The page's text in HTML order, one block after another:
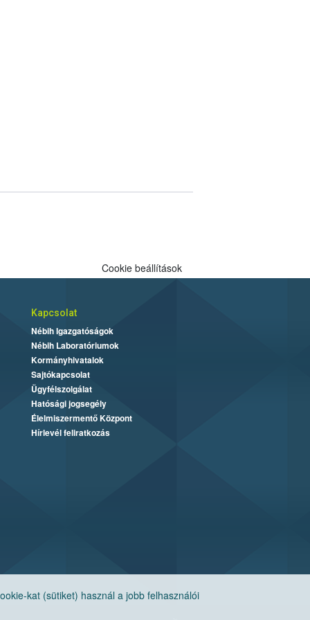
kat (sütiket) használ a jobb felhasználói
Cookie beállítások
Kapcsolat
Nébih Igazgatóságok
Nébih Laboratóriumok
Kormányhivatalok
Sajtókapcsolat
Ügyfélszolgálat
Hatósági jogsegély
Élelmiszermentő Központ
Hírlevél feliratkozás